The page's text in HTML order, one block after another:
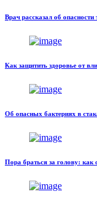
Врач рассказал об опасности
Как защитить здоровье от
Об опасных бактериях в
Пора браться за голову: как